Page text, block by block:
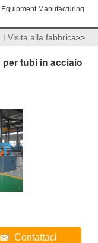
Manufacturing
Visita alla fabbrica>>
tubi in acciaio
Contattaci